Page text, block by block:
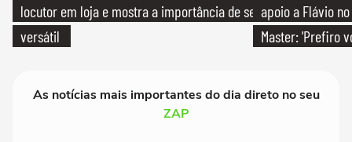
locutor em loja e mostra a importância de ser
versátil
apoio a Flávio
Master: 'Prefiro
As notícias mais importantes do dia direto no seu
ZAP